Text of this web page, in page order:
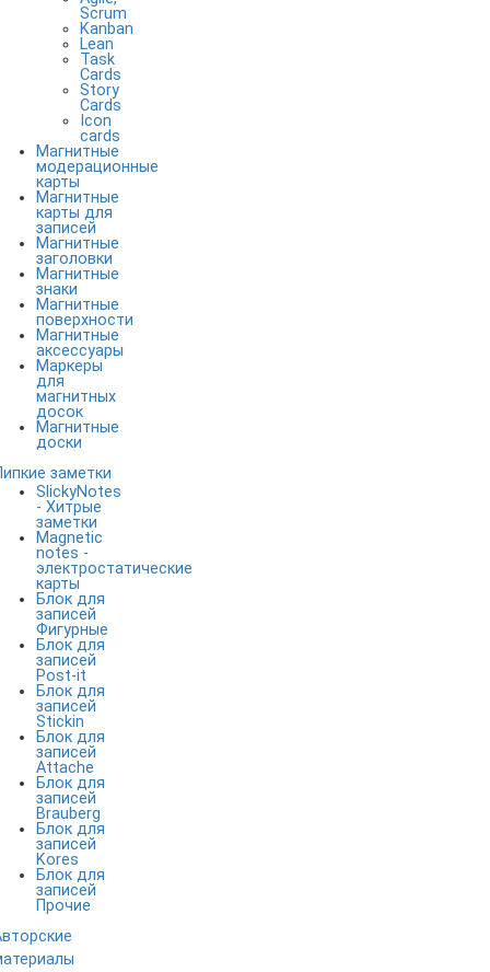
Scrum
Kanban
Lean
Task
Cards
Story
Cards
Icon
cards
Магнитные
модерационные
карты
Магнитные
карты для
записей
Магнитные
заголовки
Магнитные
знаки
Магнитные
поверхности
Магнитные
аксессуары
Маркеры
для
магнитных
досок
Магнитные
доски
заметки
SlickyNotes
- Хитрые
заметки
Magnetic
notes -
электростатические
карты
Блок для
записей
Фигурные
Блок для
записей
Post-it
Блок для
записей
Stickin
Блок для
записей
Attache
Блок для
записей
Brauberg
Блок для
записей
Kores
Блок для
записей
Прочие